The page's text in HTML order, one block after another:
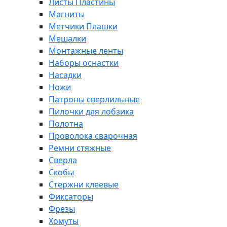
Магниты
Метчики Плашки
Мешалки
Монтажные ленты
Наборы оснастки
Насадки
Ножи
Патроны сверлильные
Пилочки для лобзика
Полотна
Проволока сварочная
Ремни стяжные
Сверла
Скобы
Стержни клеевые
Фиксаторы
Фрезы
Хомуты